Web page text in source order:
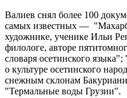
Валиев снял более 100
самых известных —
художнике, ученике Ильи
филологе, авторе
словаря осетинского
о культуре осетинского
снежным склонам
"Термальные воды Грузии".